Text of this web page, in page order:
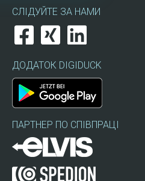
СЛІДУЙТЕ ЗА НАМИ
ДОДАТОК DIGIDUCK
ПАРТНЕР ПО СПІВПРАЦІ